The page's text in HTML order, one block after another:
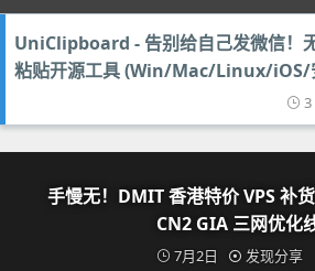
UniClipboard - 告别给自己发微信！
粘贴开源工具 (Win/Mac/Linux/iOS/
3
手慢无！DMIT 香港特价 VPS 补
CN2 GIA 三网优化
7月2日 发现分享